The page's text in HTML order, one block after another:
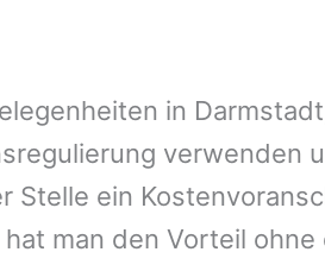
in
verwenden
Stelle ein
man den Vorteil ohne